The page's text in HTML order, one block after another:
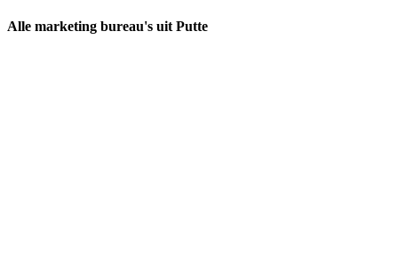
Alle marketing bureau's uit Putte